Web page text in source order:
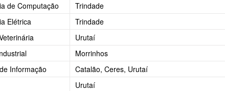
de Computação
Trindade
Elétrica
Trindade
Urutaí
Morrinhos
Informação
Catalão, Ceres, Urutaí
Urutaí